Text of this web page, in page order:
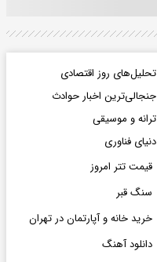
تحلیل‌های روز اقتصادی
جنجالی‌ترین اخبار حوادث
ترانه و موسیقی
دنیای فناوری
قیمت تتر امروز
سنگ قبر
خرید خانه و آپارتمان در تهران
دانلود آهنگ